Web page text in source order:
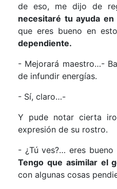
de eso, me dijo de
necesitaré tu ayuda en
que eres bueno en
dependiente.
- Mejorará maestro…-
de infundir energías.
- Sí, claro…-
Y pude notar cierta
expresión de su rostro.
- ¿Tú ves?… eres
Tengo que asimilar el
con algunas cosas